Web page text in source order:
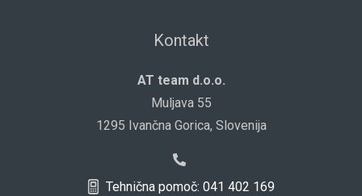
Kontakt
AT team d.o.o.
Muljava 55
1295 Ivančna Gorica, Slovenija
Tehnična pomoč: 041 402 169